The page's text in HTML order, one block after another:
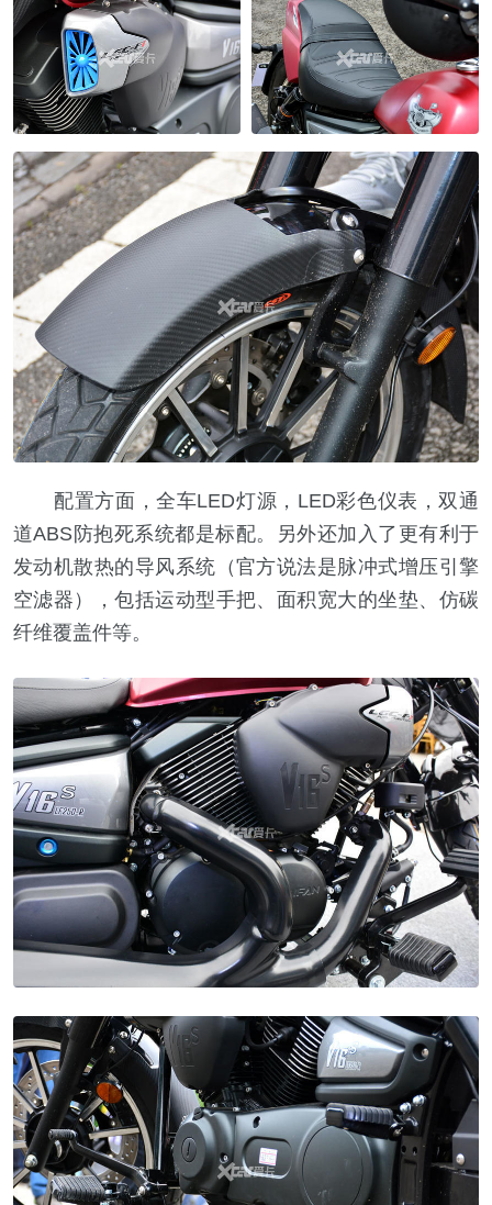
配置方面，全车LED灯源，LED彩色仪表，双通
道ABS防抱死系统都是标配。另外还加入了更有利于
发动机散热的导风系统（官方说法是脉冲式增压引擎
空滤器），包括运动型手把、面积宽大的坐垫、仿碳
纤维覆盖件等。